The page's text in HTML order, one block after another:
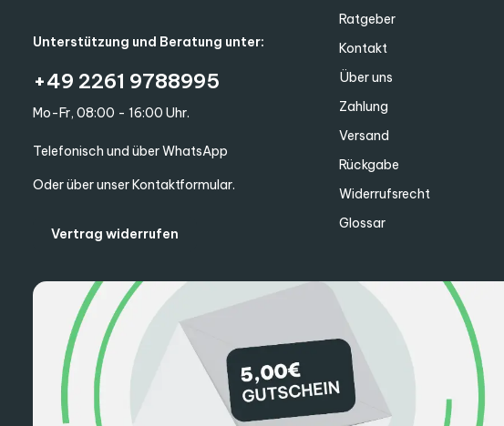
Unterstützung und Beratung unter:
+49 2261 9788995
Mo-Fr, 08:00 - 16:00 Uhr.
Telefonisch und über WhatsApp
Oder über unserKontaktformular.
Vertrag widerrufen
Ratgeber
Kontakt
Über uns
Zahlung
Versand
Rückgabe
Widerrufsrecht
Glossar